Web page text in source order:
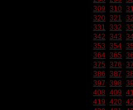
309 310
320 321
331 332
342 343
353 354
364 365
375 376
386 387
397 398
408 409
419 420